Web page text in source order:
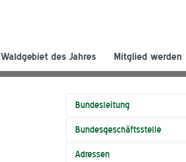
Waldgebiet des Jahres Mitglied werden
Bundesleitung
Bundesgeschäftsstelle
Adressen